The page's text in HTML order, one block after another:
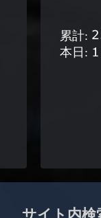
サイト内検